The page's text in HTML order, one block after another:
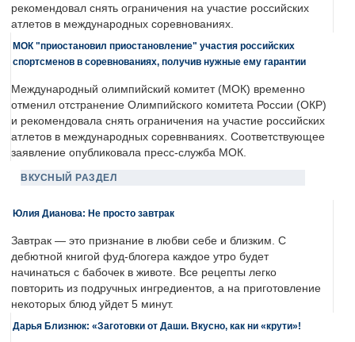
рекомендовал снять ограничения на участие российских
атлетов в международных соревнованиях.
МОК "приостановил приостановление" участия российских
спортсменов в соревнованиях, получив нужные ему гарантии
Международный олимпийский комитет (МОК) временно
отменил отстранение Олимпийского комитета России (ОКР)
и рекомендовала снять ограничения на участие российских
атлетов в международных соревнваниях. Соответствующее
заявление опубликовала пресс-служба МОК.
ВКУСНЫЙ РАЗДЕЛ
Юлия Дианова: Не просто завтрак
Завтрак — это признание в любви себе и близким. С
дебютной книгой фуд-блогера каждое утро будет
начинаться с бабочек в животе. Все рецепты легко
повторить из подручных ингредиентов, а на приготовление
некоторых блюд уйдет 5 минут.
Дарья Близнюк: «Заготовки от Даши. Вкусно, как ни «крути»!